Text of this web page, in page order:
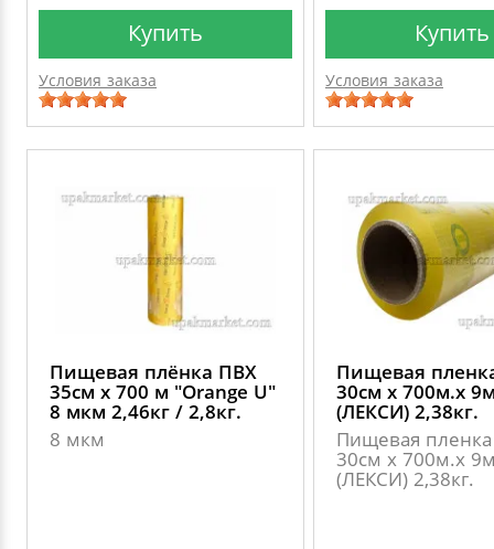
Купить
Условия заказа
Купить
Условия заказа
Пищевая плёнка ПВХ
35см х 700 м "Оrange U"
8 мкм 2,46кг / 2,8кг.
8 мкм
Пищевая
30см х 700м.х
(ЛЕКСИ) 2,38кг.
Пищевая
30см х 700м.х
(ЛЕКСИ) 2,38кг.